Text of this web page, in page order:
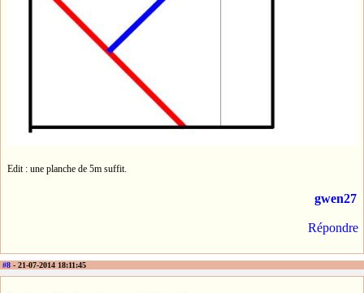
Edit : une planche de 5m suffit.
gwen27
Répondre
#8 - 21-07-2014 18:11:45